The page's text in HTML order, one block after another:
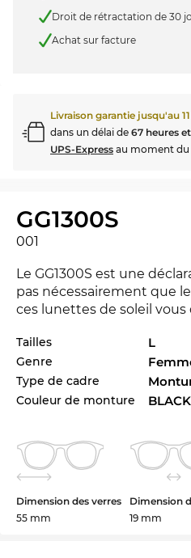
Droit de rétractation de 30
Achat sur facture
Livraison garantie jusqu'au
dans un délai de 67 heures
UPS-Express au moment du
GG1300S
001
Le GG1300S est une
pas nécessairement que
ces lunettes de soleil
Gucci tu peux montrer
saison courant la marque
collection pour 2024. Vous
couleur pour votre tenue
Avec cette monture les
monde. Mr. Right ou pas -
est le plus
Tailles L
Genre
Type de cadre
Couleur de monture BLACK
Dimension des verres
55 mm
Dimension
19 mm